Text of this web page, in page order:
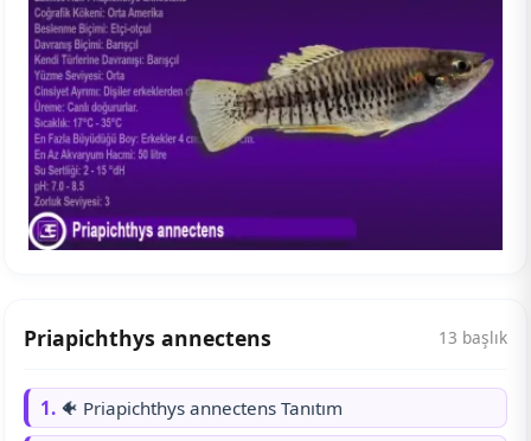
Priapichthys annectens 13 başlık
1. 🐠 Priapichthys annectens Tanıtım